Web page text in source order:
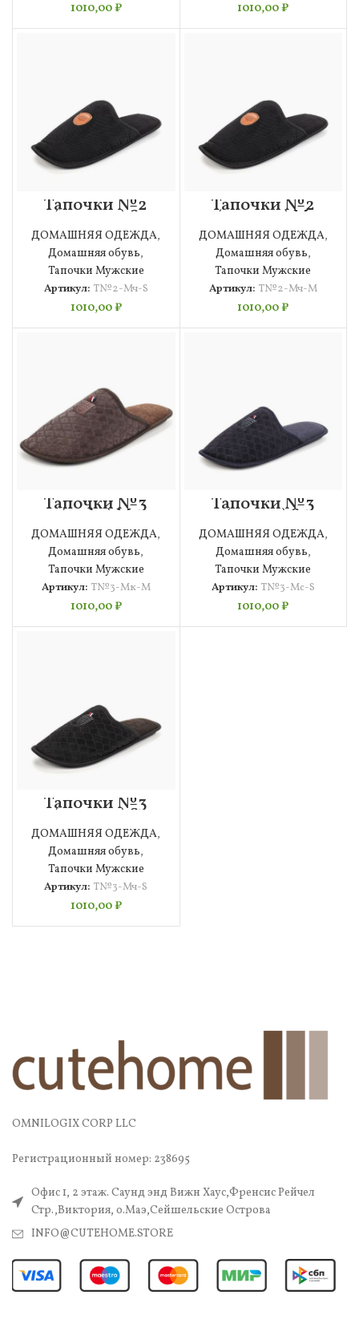
1010,00₽
1010,00₽
Тапочки №2
(черные) S
Мужские
ДОМАШНЯЯ ОДЕЖДА,
Домашняя обувь,
Тапочки Мужские
Артикул: Т№2-Мч-S
1010,00₽
Тапочки №2
(черные) М
Мужские
ДОМАШНЯЯ ОДЕЖДА,
Домашняя обувь,
Тапочки Мужские
Артикул: Т№2-Мч-M
1010,00₽
Тапочки №3
(кофе) М
Мужские
ДОМАШНЯЯ ОДЕЖДА,
Домашняя обувь,
Тапочки Мужские
Артикул: Т№3-Мк-M
1010,00₽
Тапочки №3
(синие) S
Мужские
ДОМАШНЯЯ ОДЕЖДА,
Домашняя обувь,
Тапочки Мужские
Артикул: Т№3-Мс-S
1010,00₽
Тапочки №3
(черные) S
Мужские
ДОМАШНЯЯ ОДЕЖДА,
Домашняя обувь,
Тапочки Мужские
Артикул: Т№3-Мч-S
1010,00₽
OMNILOGIX CORP LLC
Регистрационный номер: 238695
Офис 1, 2 этаж. Саунд энд Вижн Хаус,Френсис Рейчел
Стр.,Виктория, о.Маэ,Сейшельские Острова
INFO@CUTEHOME.STORE